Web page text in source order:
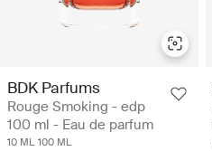
BDK Parfums
Rouge Smoking - edp
100 ml - Eau de parfum
10 ML 100 ML